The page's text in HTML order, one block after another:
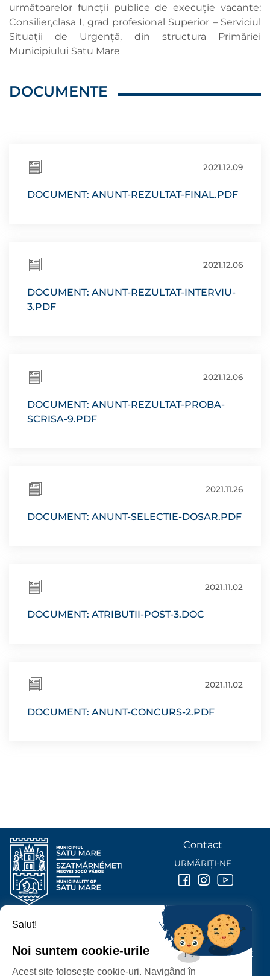
următoarelor funcții publice de execuţie vacante:
Consilier,clasa I, grad profesional Superior – Serviciul
Situaţii de Urgenţă, din structura Primăriei
Municipiului Satu Mare
DOCUMENTE
2021.12.09
DOCUMENT: ANUNT-REZULTAT-FINAL.PDF
2021.12.06
DOCUMENT: ANUNT-REZULTAT-INTERVIU-
3.PDF
2021.12.06
DOCUMENT: ANUNT-REZULTAT-PROBA-
SCRISA-9.PDF
2021.11.26
DOCUMENT: ANUNT-SELECTIE-DOSAR.PDF
2021.11.02
DOCUMENT: ATRIBUTII-POST-3.DOC
2021.11.02
DOCUMENT: ANUNT-CONCURS-2.PDF
PRIMĂRIA MUNICIPIULUI
P-ȚA 25 OCTOMBRIE, NR. 1 CORP M, 440026 SATU MARE
Contact
URMĂRIȚI-NE
Salut!
Noi suntem cookie-urile
Acest site folosește cookie-uri. Navigând în